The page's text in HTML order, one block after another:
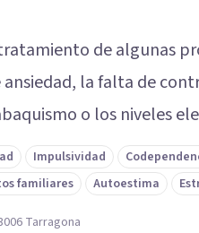
de algunas
la falta de
o los niveles
Impulsividad
familiares Autoestima
Tarragona